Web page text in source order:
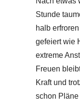
Stunde
halb
gefeiert wie
extreme
Freuen
Kraft und
schon